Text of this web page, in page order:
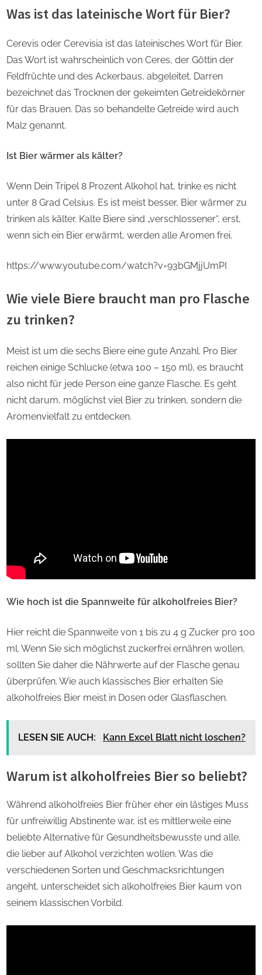
Was ist das lateinische Wort für Bier?
Cerevis oder Cerevisia ist das lateinisches Wort für Bier.
Das Wort ist wahrscheinlich von Ceres, der Göttin der
Feldfrüchte und des Ackerbaus, abgeleitet. Darren
bezeichnet das Trocknen der gekeimten Getreidekörner
für das Brauen. Das so behandelte Getreide wird auch
Malz genannt.
Ist Bier wärmer als kälter?
Wenn Dein Tripel 8 Prozent Alkohol hat, trinke es nicht
unter 8 Grad Celsius. Es ist meist besser, Bier wärmer zu
trinken als kälter. Kalte Biere sind „verschlossener“, erst,
wenn sich ein Bier erwärmt, werden alle Aromen frei.
https://www.youtube.com/watch?v=93bGMjjUmPI
Wie viele Biere braucht man pro Flasche
zu trinken?
Meist ist um die sechs Biere eine gute Anzahl. Pro Bier
reichen einige Schlucke (etwa 100 – 150 ml), es braucht
also nicht für jede Person eine ganze Flasche. Es geht
nicht darum, möglichst viel Bier zu trinken, sondern die
Aromenvielfalt zu entdecken.
Wie hoch ist die Spannweite für alkoholfreies Bier?
Hier reicht die Spannweite von 1 bis zu 4 g Zucker pro 100
ml. Wenn Sie sich möglichst zuckerfrei ernähren wollen,
sollten Sie daher die Nährwerte auf der Flasche genau
überprüfen. Wie auch klassisches Bier erhalten Sie
alkoholfreies Bier meist in Dosen oder Glasflaschen.
LESEN SIE AUCH: Kann Excel Blatt nicht loschen?
Warum ist alkoholfreies Bier so beliebt?
Während alkoholfreies Bier früher eher ein lästiges Muss
für unfreiwillig Abstinente war, ist es mittlerweile eine
beliebte Alternative für Gesundheitsbewusste und alle,
die lieber auf Alkohol verzichten wollen. Was die
verschiedenen Sorten und Geschmacksrichtungen
angeht, unterscheidet sich alkoholfreies Bier kaum von
seinem klassischen Vorbild.